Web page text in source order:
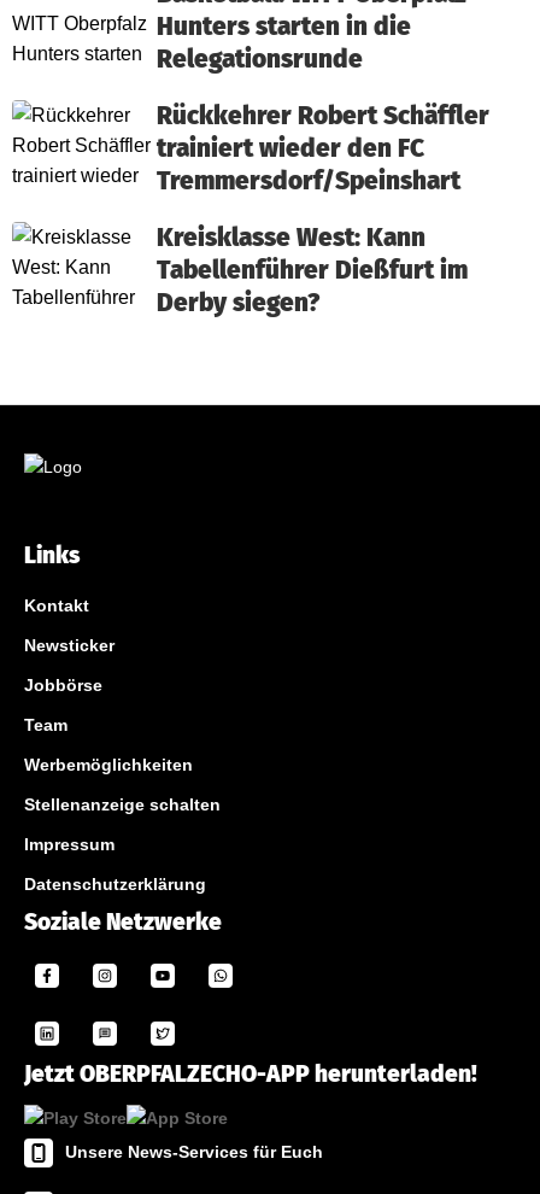
Hunters starten in die
Relegationsrunde
Rückkehrer Robert Schäffler
trainiert wieder den FC
Tremmersdorf/Speinshart
Kreisklasse West: Kann
Tabellenführer Dießfurt im
Derby siegen?
Links
Kontakt
Newsticker
Jobbörse
Team
Werbemöglichkeiten
Stellenanzeige schalten
Impressum
Datenschutzerklärung
Soziale Netzwerke
Jetzt OBERPFALZECHO-APP herunterladen!
Unsere News-Services für Euch